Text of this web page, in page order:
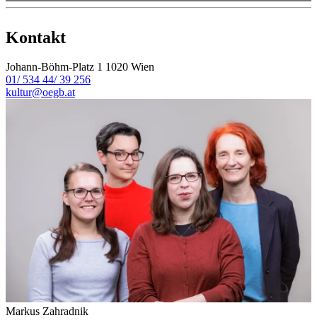
Kontakt
Johann-Böhm-Platz 1 1020 Wien
01/ 534 44/ 39 256
kultur@oegb.at
Markus Zahradnik